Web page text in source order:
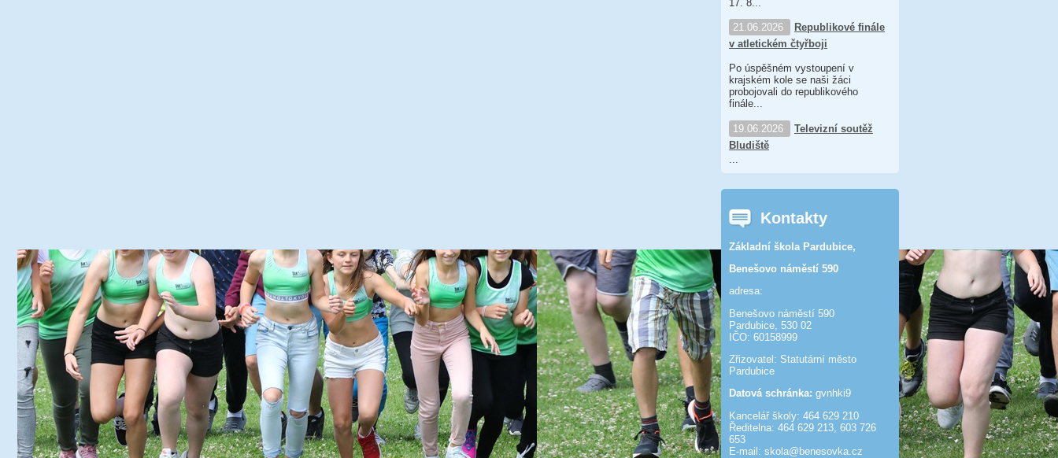
17. 8...
21.06.2026
Republikové finále
v atletickém čtyřboji
Po úspěšném vystoupení v
krajském kole se naši žáci
probojovali do republikového
finále...
19.06.2026
Televizní soutěž
Bludiště
Kontakty
Základní škola Pardubice,
Benešovo náměstí 590
adresa:
Benešovo náměstí 590
Pardubice, 530 02
IČO: 60158999
Zřizovatel: Statutární město
Pardubice
Datová schránka: gvnhki9
Kancelář školy: 464 629 210
Ředitelna: 464 629 213, 603 726
653
E-mail: skola@benesov­ka.cz